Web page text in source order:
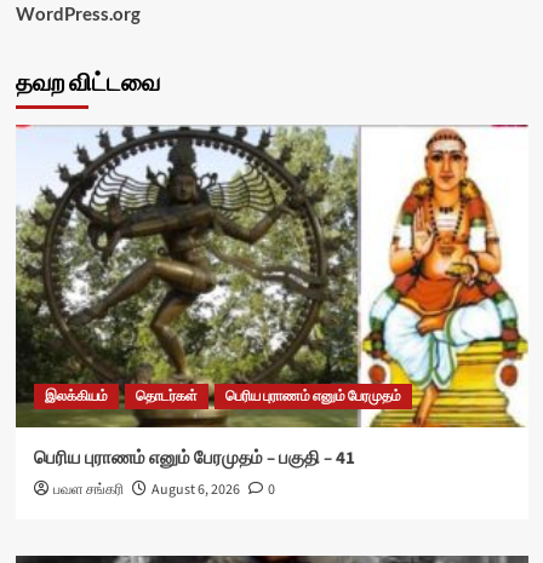
WordPress.org
தவற விட்டவை
இலக்கியம் தொடர்கள் பெரிய புராணம் எனும் பேரமுதம்
பெரிய புராணம் எனும் பேரமுதம் – பகுதி – 41
பவள சங்கரி August 6, 2026 0